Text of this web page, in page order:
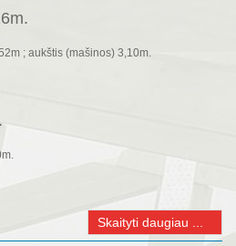
; aukštis (mašinos) 3,10m.
Skaityti daugiau ...